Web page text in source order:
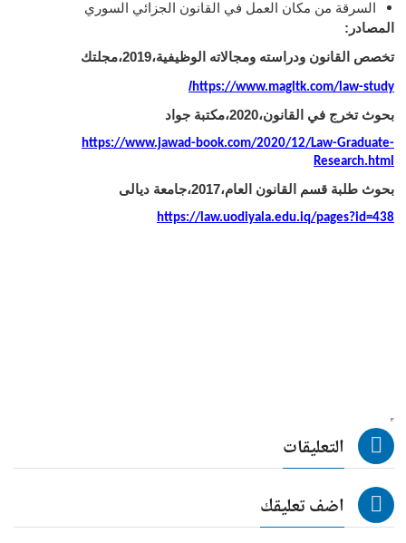
السرقة من مكان العمل في القانون الجزائي السوري
المصادر:
تخصص القانون ودراسته ومجالاته الوظيفية،2019،مجلتك
https://www.magltk.com/law-study
/
بحوث تخرج في القانون،2020،مكتبة جواد
https://www.jawad-book.com/2020/12/Law-Graduate-
Research.html
بحوث طلبة قسم القانون العام،2017،جامعة ديالى
https://law.uodiyala.edu.iq/pages?id=438
التعليقات
اضف تعليقك